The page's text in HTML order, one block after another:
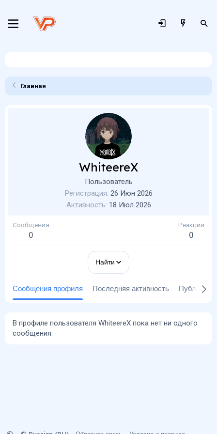
Главная
WhiteereX
Пользователь
Регистрация 26 Июн 2026
Активность 18 Июл 2026
Сообщения
0
Реакции
0
Найти
Сообщения профиля Последняя активность
В профиле пользователя WhiteereX пока нет ни одного
сообщения.